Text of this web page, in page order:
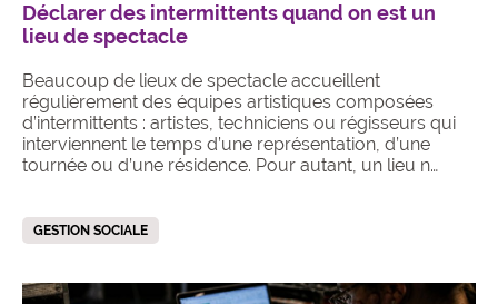
Déclarer des intermittents quand on est un
lieu de spectacle
Beaucoup de lieux de spectacle accueillent
régulièrement des équipes artistiques composées
d’intermittents : artistes, techniciens ou régisseurs qui
interviennent le temps d’une représentation, d’une
tournée ou d’une résidence. Pour autant, un lieu n…
GESTION SOCIALE